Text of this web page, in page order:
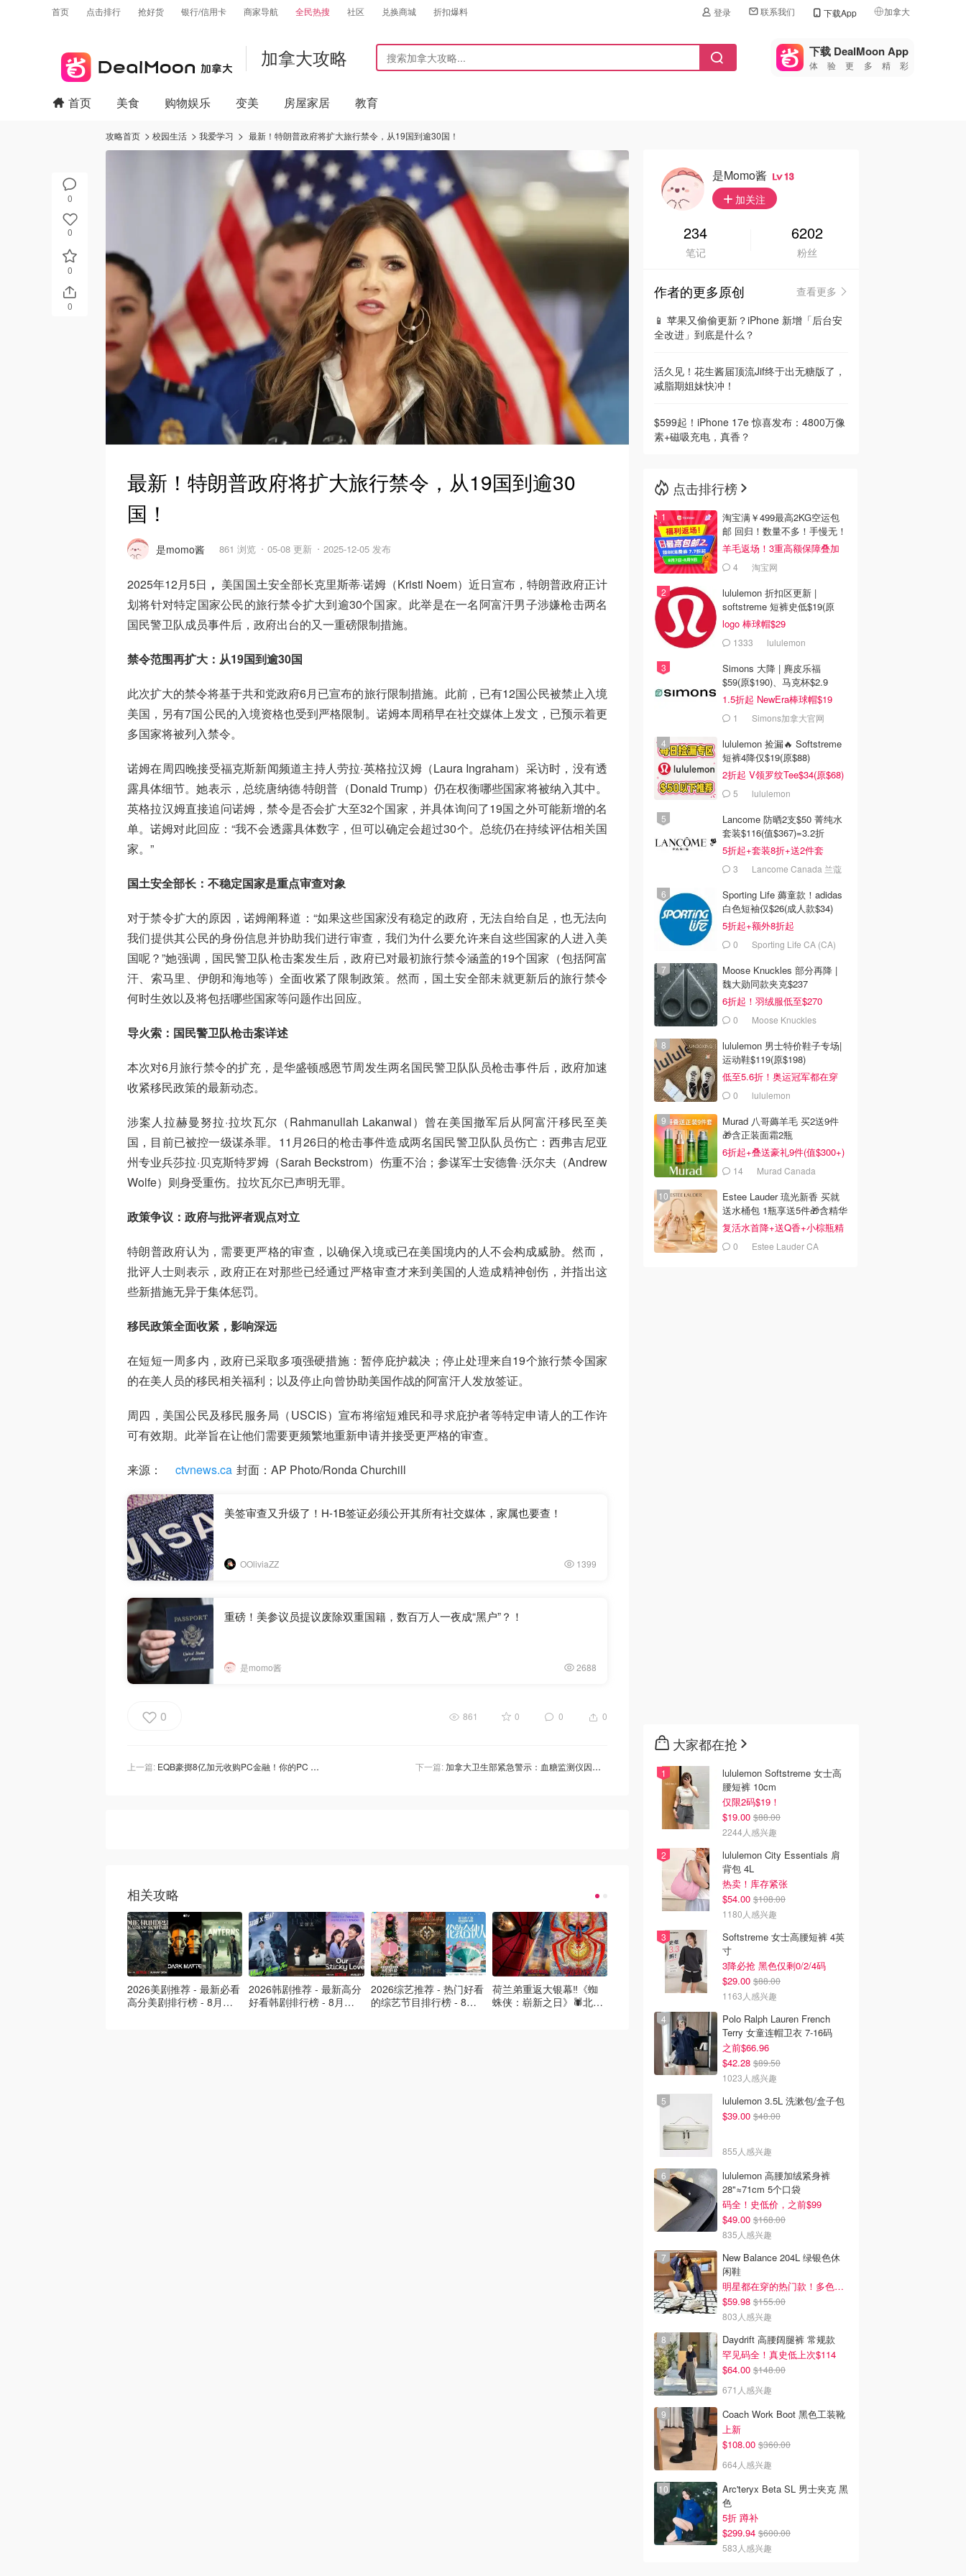
首页 点击排行 抢好货 银行/信用卡 商家导航 全民热搜 社区 兑换商城 折扣爆料 登录 联系我们 下载App 加拿大
🇺🇸
美国
🇨🇳中国
🇮🇹
🇦🇺
🇳🇿新西兰
加拿大攻略 下载 DealMoon App
体验更多精彩
0
0
0
0
首页 美食 购物娱乐 变美 房屋家居 教育
攻略首页 校园生活 我爱学习 最新！特朗普政府将扩大旅行禁令，从19国到逾30国！
最新！特朗普政府将扩大旅行禁令，从19国到逾30
国！
是momo酱 861 浏览 05-08 更新 2025-12-05 发布
2025年12月5日 ， 美国国土安全部长克里斯蒂·诺姆（Kristi Noem）近日宣布，特朗普政府正计
划将针对特定国家公民的旅行禁令扩大到逾30个国家。此举是在一名阿富汗男子涉嫌枪击两名
国民警卫队成员事件后，政府出台的又一重磅限制措施。
禁令范围再扩大：从19国到逾30国
此次扩大的禁令将基于共和党政府6月已宣布的旅行限制措施。此前，已有12国公民被禁止入境
美国，另有7国公民的入境资格也受到严格限制。诺姆本周稍早在社交媒体上发文，已预示着更
多国家将被列入禁令。
诺姆在周四晚接受福克斯新闻频道主持人劳拉·英格拉汉姆（Laura Ingraham）采访时，没有透
露具体细节。她表示，总统唐纳德·特朗普（Donald Trump）仍在权衡哪些国家将被纳入其中。
英格拉汉姆直接追问诺姆，禁令是否会扩大至32个国家，并具体询问了19国之外可能新增的名
单。诺姆对此回应：“我不会透露具体数字，但可以确定会超过30个。总统仍在持续评估相关国
家。”
国土安全部长：不稳定国家是重点审查对象
对于禁令扩大的原因，诺姆阐释道：“如果这些国家没有稳定的政府，无法自给自足，也无法向
我们提供其公民的身份信息并协助我们进行审查，我们为什么要允许来自这些国家的人进入美
国呢？”她强调，国民警卫队枪击案发生后，政府已对最初旅行禁令涵盖的19个国家（包括阿富
汗、索马里、伊朗和海地等）全面收紧了限制政策。然而，国土安全部未就更新后的旅行禁令
何时生效以及将包括哪些国家等问题作出回应。
导火索：国民警卫队枪击案详述
本次对6月旅行禁令的扩充，是华盛顿感恩节周发生两名国民警卫队队员枪击事件后，政府加速
收紧移民政策的最新动态。
涉案人拉赫曼努拉·拉坎瓦尔（Rahmanullah Lakanwal）曾在美国撤军后从阿富汗移民至美
国，目前已被控一级谋杀罪。11月26日的枪击事件造成两名国民警卫队队员伤亡：西弗吉尼亚
州专业兵莎拉·贝克斯特罗姆（Sarah Beckstrom）伤重不治；参谋军士安德鲁·沃尔夫（Andrew
Wolfe）则身受重伤。拉坎瓦尔已声明无罪。
政策争议：政府与批评者观点对立
特朗普政府认为，需要更严格的审查，以确保入境或已在美国境内的人不会构成威胁。然而，
批评人士则表示，政府正在对那些已经通过严格审查才来到美国的人造成精神创伤，并指出这
些新措施无异于集体惩罚。
移民政策全面收紧，影响深远
在短短一周多内，政府已采取多项强硬措施：暂停庇护裁决；停止处理来自19个旅行禁令国家
的在美人员的移民相关福利；以及停止向曾协助美国作战的阿富汗人发放签证。
周四，美国公民及移民服务局（USCIS）宣布将缩短难民和寻求庇护者等特定申请人的工作许
可有效期。此举旨在让他们需要更频繁地重新申请并接受更严格的审查。
来源： ctvnews.ca 封面：AP Photo/Ronda Churchill
美签审查又升级了！H-1B签证必须公开其所有社交媒体，家属也要查！
OOliviaZZ 1399
重磅！美参议员提议废除双重国籍，数百万人一夜成“黑户”？！
是momo酱 2688
0 861 0 0 0
上一篇: EQB豪掷8亿加元收购PC金融！你的PC Optimum积分还安全吗？官方回应来了！ 下一篇:加拿大卫生部紧急警示：血糖监测仪因读数错误全球召回，已致7死700伤！
相关攻略
2026美剧推荐 - 最新必看
高分美剧排行榜 - 8月最
2026韩剧推荐 - 最新高分
好看韩剧排行榜 - 8月最
2026综艺推荐 - 热门好看
的综艺节目排行榜 - 8月
荷兰弟重返大银幕‼️《蜘
蛛侠：崭新之日》🕷️北美
2026韩国电影推荐 | 最新
必看盘点！8月最新！(持
2026美国即将上映电影推
荐 - 万众期待的热门大片
- 8月最新: 《末世行者》
是momo酱 13
加关注
234
笔记
6202
粉丝
作者的更多原创
查看更多
📱 苹果又偷偷更新？iPhone 新增「后台安
全改进」到底是什么？
活久见！花生酱届顶流Jif终于出无糖版了，
减脂期姐妹快冲！
$599起！iPhone 17e 惊喜发布：4800万像
素+磁吸充电，真香？
点击排行榜
淘宝满￥499最高2KG空运包
邮 回归！数量不多！手慢无！
羊毛返场！3重高额保障叠加
4 淘宝网
lululemon 折扣区更新 |
softstreme 短裤史低$19(原
$88)
logo 棒球帽$29
1333 lululemon
Simons 大降 | 麂皮乐福
$59(原$190)、马克杯$2.9
1.5折起 NewEra棒球帽$19
1 Simons加拿大官网
lululemon 捡漏🔥 Softstreme
短裤4降仅$19(原$88)
2折起 V领罗纹Tee$34(原$68)
5 lululemon
Lancome 防晒2支$50 菁纯水
套装$116(值$367)=3.2折
5折起+套装8折+送2件套
3
Lancome Canada 兰蔻
Sporting Life 薅童款！adidas
白色短袖仅$26(成人款$34)
5折起+额外8折起
0 Sporting Life CA (CA)
Moose Knuckles 部分再降 |
魏大勋同款夹克$237
6折起！羽绒服低至$270
0 Moose Knuckles
lululemon 男士特价鞋子专场|
运动鞋$119(原$198)
低至5.6折！奥运冠军都在穿
0 lululemon
Murad 八哥薅羊毛 买2送9件
🎁含正装面霜2瓶
6折起+叠送豪礼9件(值$300+)
14 Murad Canada
Estee Lauder 琉光新香 买就
送水桶包 1瓶享送5件🎁含精华
14ml
复活水首降+送Q香+小棕瓶精
华 0 Estee Lauder CA
大家都在抢
lululemon Softstreme 女士高
腰短裤 10cm
仅限2码$19！
$19.00 $88.00
2244人感兴趣
lululemon City Essentials 肩
背包 4L
热卖！库存紧张
$54.00 $108.00
1180人感兴趣
Softstreme 女士高腰短裤 4英
寸
3降必抢 黑色仅剩0/2/4码
$29.00 $88.00
1163人感兴趣
Polo Ralph Lauren French
Terry 女童连帽卫衣 7-16码
之前$66.96
$42.28 $89.50
1023人感兴趣
lululemon 3.5L 洗漱包/盒子包
$39.00 $48.00
855人感兴趣
lululemon 高腰加绒紧身裤
28"≈71cm 5个口袋
码全！史低价，之前$99
$49.00 $168.00
835人感兴趣
New Balance 204L 绿银色休
闲鞋
明星都在穿的热门款！多色可选 3.8折
$59.98 $155.00
803人感兴趣
Daydrift 高腰阔腿裤 常规款
罕见码全！真史低上次$114
$64.00 $148.00
671人感兴趣
Coach Work Boot 黑色工装靴
上新
$108.00 $360.00
664人感兴趣
Arc'teryx Beta SL 男士夹克 黑
色
5折 蹲补
$299.94 $600.00
583人感兴趣